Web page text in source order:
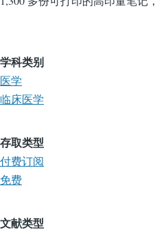
学科类别
医学
临床医学
存取类型
付费订阅
免费
文献类型